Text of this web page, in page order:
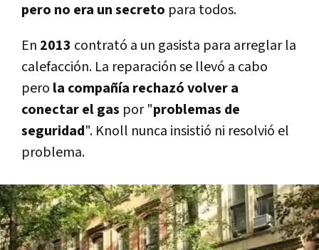
pero no era un secreto para todos.
En 2013 contrató a un gasista para arreglar la
calefacción. La reparación se llevó a cabo
pero la compañí­a rechazó volver a
conectar el gas por "problemas de
seguridad". Knoll nunca insistió ni resolvió el
problema.